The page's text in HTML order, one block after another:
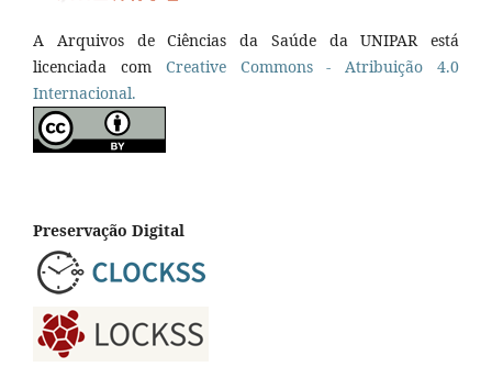
A Arquivos de Ciências da Saúde da UNIPAR está
licenciada com Creative Commons - Atribuição 4.0
Internacional.
Preservação Digital